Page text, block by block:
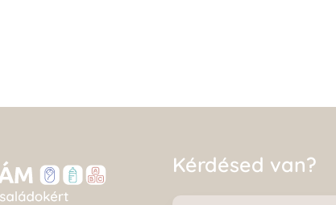
Kérdésed van?
Név